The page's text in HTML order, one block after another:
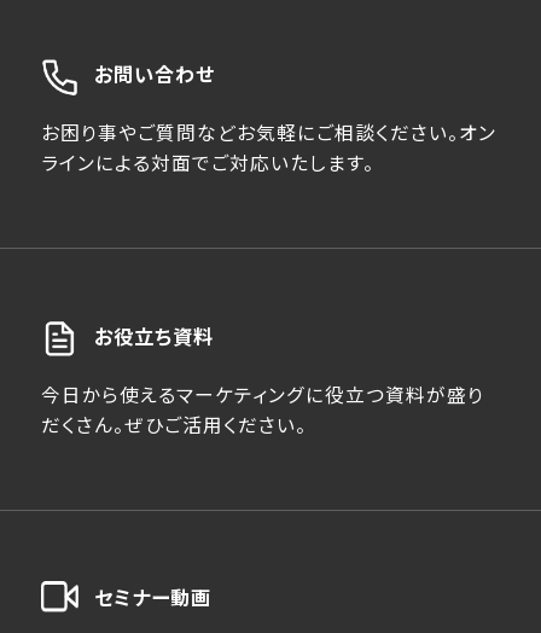
お問い合わせ
お困り事やご質問などお気軽にご相談ください。オン
ラインによる対面でご対応いたします。
お役立ち資料
今日から使えるマーケティングに役立つ資料が盛り
だくさん。ぜひご活用ください。
セミナー動画